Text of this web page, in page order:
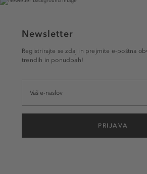
Newsletter
Registrirajte se zdaj in prejmite e-poštna
trendih in ponudbah!
PRIJAVA